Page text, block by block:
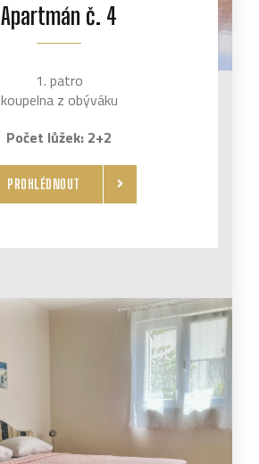
Apartmán č. 4
1. patro
koupelna z obýváku
Počet lůžek: 2+2
PROHLÉDNOUT